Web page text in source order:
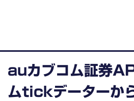
auカブコム証券
ムtickデーターか